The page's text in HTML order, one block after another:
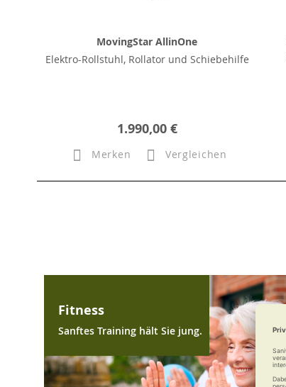
MovingStar AllinOne
Elektro-Rollstuhl, Rollator und Schiebehilfe
1.990,00 €
Merken Vergleichen
Fitness
Sanftes Training hält Sie jung.